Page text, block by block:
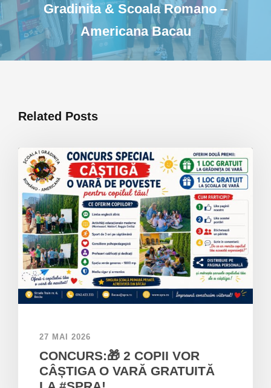
Gradinita & Scoala Romano –
Americana Bacau
Related Posts
27 MAI 2026
CONCURS:🎁 2 COPII VOR
CÂȘTIGA O VARĂ GRATUITĂ